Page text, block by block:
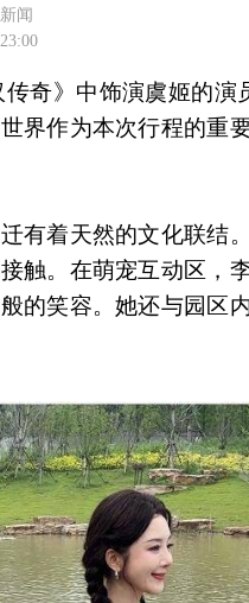
闻
奇》中饰演虞姬的演
界作为本次行程的重
有着天然的文化联结
触。在萌宠互动区，
的笑容。她还与园区